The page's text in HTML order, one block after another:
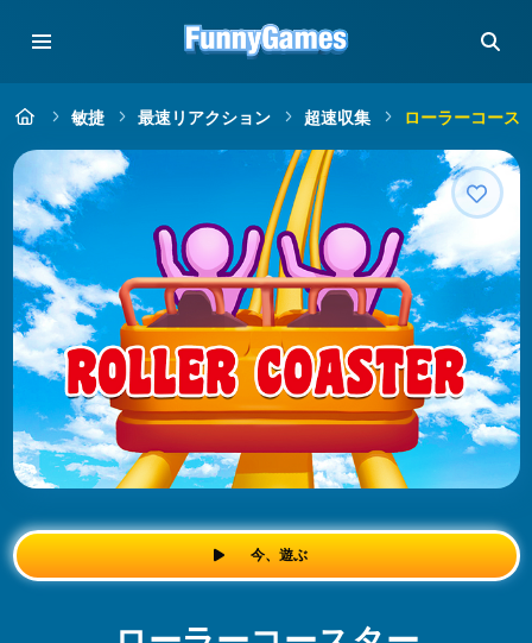
敏捷 最速リアクション 超速収集 ローラーコース
今、遊ぶ